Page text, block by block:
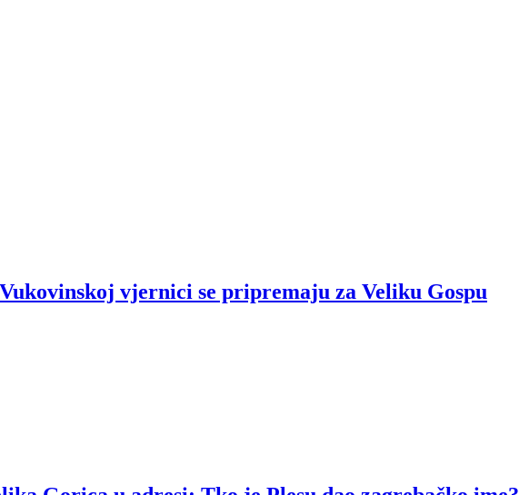
vjernici se pripremaju za Veliku Gospu